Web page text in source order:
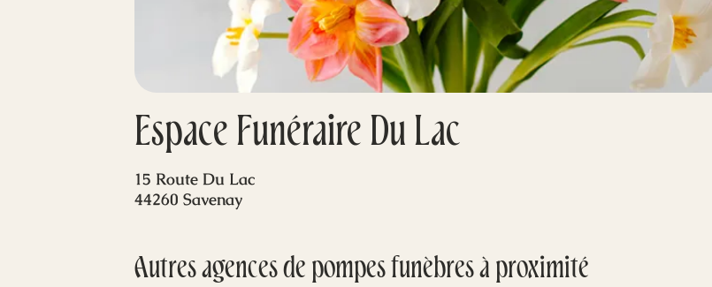
Espace Funéraire Du Lac
15 Route Du Lac
44260 Savenay
Autres agences de pompes funèbres à proximité